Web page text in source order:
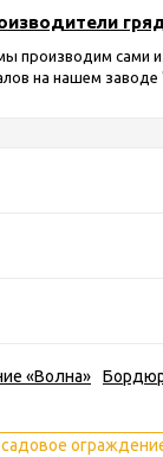
производим сами
на нашем заводе
«Волна»
садовое